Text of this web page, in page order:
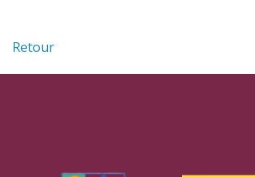
Retour